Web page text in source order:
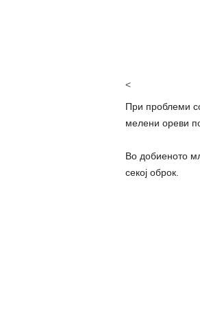
<
При проблеми
мелени ореви
Во добиеното
секој оброк.